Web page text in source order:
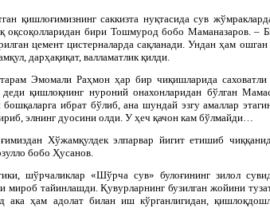
қишлоғимизнинг саккизта нуқтасида сув
оқсоқолларидан бири Тошмурод бобо Маманазаров. –
цемент цистерналарда сақланади. Ундан ҳам
дарҳақиқат, валламатлик қилди.
Эмомали Раҳмон ҳар бир чиқишларида
қишлоқнинг нуроний онахонларидан бўлган
ибрат бўлиб, ана шундай эзгу амаллар
элнинг дуосини олди. У ҳеч қачон кам бўлмайди…
Хўжамқулдек элпарвар йигит етишиб
бобо Ҳусанов.
шўрчаликлар «Шўрча сув» булоғининг зилол
тайинлашди. Қувурларнинг бузилган жойини
ҳам адолат билан иш кўрганлигидан,